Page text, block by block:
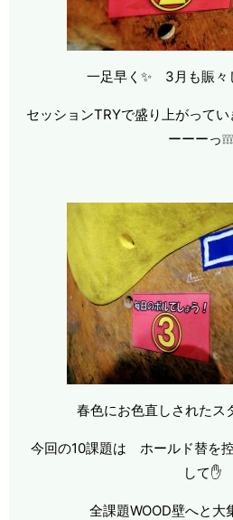
一足早く✨ 3月も賑々
セッションTRYで盛り上がって
ーーーっ
春色にお色直しされたス
今回の10課題は ホールド替を
して✋
全課題WOOD壁へと大